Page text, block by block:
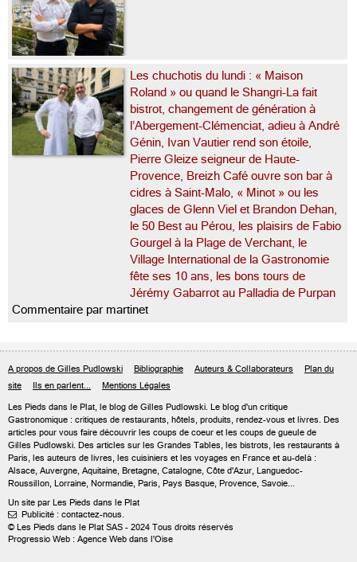
Les chuchotis du lundi : « Maison
Roland » ou quand le Shangri-La fait
bistrot, changement de génération à
l’Abergement-Clémenciat, adieu à André
Génin, Ivan Vautier rend son étoile,
Pierre Gleize seigneur de Haute-
Provence, Breizh Café ouvre son bar à
cidres à Saint-Malo, « Minot » ou les
glaces de Glenn Viel et Brandon Dehan,
le 50 Best au Pérou, les plaisirs de Fabio
Gourgel à la Plage de Verchant, le
Village International de la Gastronomie
fête ses 10 ans, les bons tours de
Jérémy Gabarrot au Palladia de Purpan
Commentaire par martinet
A propos de Gilles Pudlowski Bibliographie Auteurs & Collaborateurs
Plan du
site
Ils en parlent... Mentions Légales
Les Pieds dans le Plat, le blog de Gilles Pudlowski. Le blog d'un critique
Gastronomique : critiques de restaurants, hôtels, produits, rendez-vous et livres. Des
articles pour vous faire découvrir les coups de coeur et les coups de gueule de
Gilles Pudlowski. Des articles sur les Grandes Tables, les bistrots, les restaurants à
Paris, les auteurs de livres, les cuisiniers et les voyages en France et au-delà :
Alsace, Auvergne, Aquitaine, Bretagne, Catalogne, Côte d'Azur, Languedoc-
Roussillon, Lorraine, Normandie, Paris, Pays Basque, Provence, Savoie...
Un site par Les Pieds dans le Plat
 Publicité : contactez-nous.
© Les Pieds dans le Plat SAS - 2024 Tous droits réservés
Progressio Web : Agence Web dans l'Oise